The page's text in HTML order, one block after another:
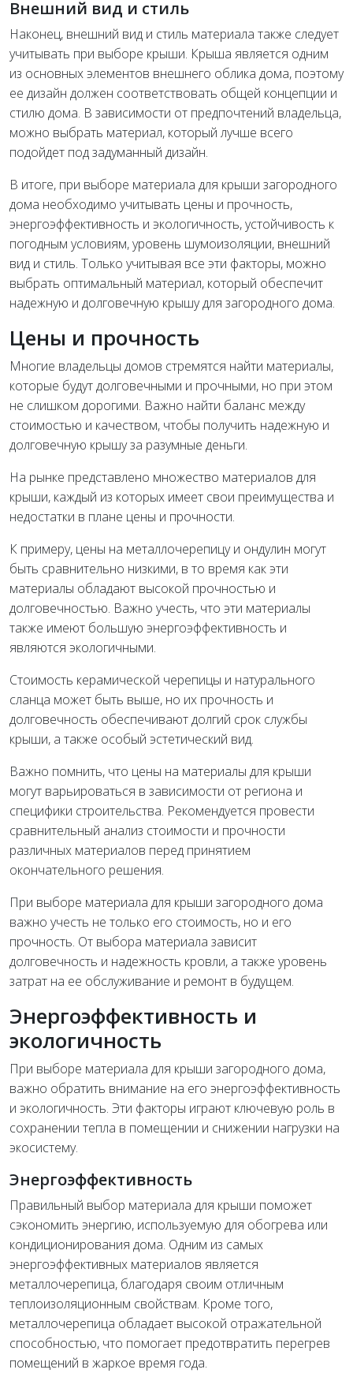
Внешний вид и стиль
Наконец, внешний вид и стиль материала также следует
учитывать при выборе крыши. Крыша является одним
из основных элементов внешнего облика дома, поэтому
ее дизайн должен соответствовать общей концепции и
стилю дома. В зависимости от предпочтений владельца,
можно выбрать материал, который лучше всего
подойдет под задуманный дизайн.
В итоге, при выборе материала для крыши загородного
дома необходимо учитывать цены и прочность,
энергоэффективность и экологичность, устойчивость к
погодным условиям, уровень шумоизоляции, внешний
вид и стиль. Только учитывая все эти факторы, можно
выбрать оптимальный материал, который обеспечит
надежную и долговечную крышу для загородного дома.
Цены и прочность
Многие владельцы домов стремятся найти материалы,
которые будут долговечными и прочными, но при этом
не слишком дорогими. Важно найти баланс между
стоимостью и качеством, чтобы получить надежную и
долговечную крышу за разумные деньги.
На рынке представлено множество материалов для
крыши, каждый из которых имеет свои преимущества и
недостатки в плане цены и прочности.
К примеру, цены на металлочерепицу и ондулин могут
быть сравнительно низкими, в то время как эти
материалы обладают высокой прочностью и
долговечностью. Важно учесть, что эти материалы
также имеют большую энергоэффективность и
являются экологичными.
Стоимость керамической черепицы и натурального
сланца может быть выше, но их прочность и
долговечность обеспечивают долгий срок службы
крыши, а также особый эстетический вид.
Важно помнить, что цены на материалы для крыши
могут варьироваться в зависимости от региона и
специфики строительства. Рекомендуется провести
сравнительный анализ стоимости и прочности
различных материалов перед принятием
окончательного решения.
При выборе материала для крыши загородного дома
важно учесть не только его стоимость, но и его
прочность. От выбора материала зависит
долговечность и надежность кровли, а также уровень
затрат на ее обслуживание и ремонт в будущем.
Энергоэффективность и
экологичность
При выборе материала для крыши загородного дома,
важно обратить внимание на его энергоэффективность
и экологичность. Эти факторы играют ключевую роль в
сохранении тепла в помещении и снижении нагрузки на
экосистему.
Энергоэффективность
Правильный выбор материала для крыши поможет
сэкономить энергию, используемую для обогрева или
кондиционирования дома. Одним из самых
энергоэффективных материалов является
металлочерепица, благодаря своим отличным
теплоизоляционным свойствам. Кроме того,
металлочерепица обладает высокой отражательной
способностью, что помогает предотвратить перегрев
помещений в жаркое время года.